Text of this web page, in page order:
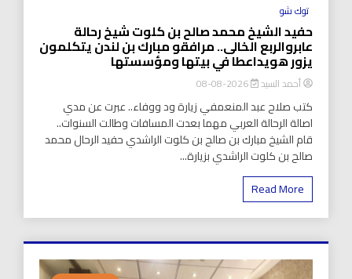
توك شو
حفيد الشيخ محمد صالح بن كلوت شيخ رحالة
عابروالربع الخالى.. مرافقو مبارك بن لندن يتكلمون
يزور هويداعطا في بيتها ومؤسستها
أحمد السيد 2026-08-08
كتب صلاح عبد المنعمفي زيارة ود ووفاء.. عبرت عن مدي
اصالة الرحالة العربي مهما بعدت المسافات وطالت السنوات..
قام الشيخ مبارك بن صالح بن كلوت الراشدي حفيد الرحال محمد
صالح بن كلوت الراشدي بزيارة...
Read More